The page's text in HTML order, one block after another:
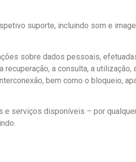
suporte, incluindo som e
sobre dados pessoais,
a consulta, a utilização,
bem como o bloqueio,
e serviços disponíveis – por